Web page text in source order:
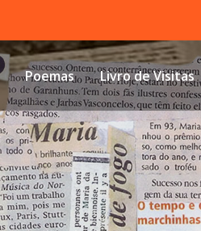
Poemas Livro de Visitas